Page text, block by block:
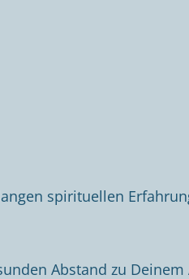
spirituellen
Abstand zu